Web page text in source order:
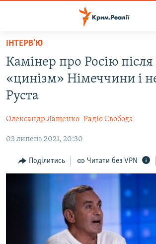
Перейти
основного
матеріалу
Перейти
до
основної
Перейти
пошуку
ВОДА.КРИМ
ВІДЕО ТА ФОТО
БЛОГИ
ПОГЛЯД
ІНТЕРВ'Ю
СПЕЦПРОЕКТИ
ВІДЕОУРОКИ «ELIFBE»
ЯК ОБІЙТИ БЛОКУВАННЯ
ІНТЕРВ'Ю
Камінер про Росію
«цинізм» Німеччини і
Руста
Олександр Лащенко Радіо Свобода
03 липень 2021, 20:30
Поділитись Читати без VPN